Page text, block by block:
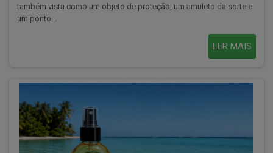
também vista como um objeto de proteção, um amuleto da sorte e
um ponto...
LER MAIS